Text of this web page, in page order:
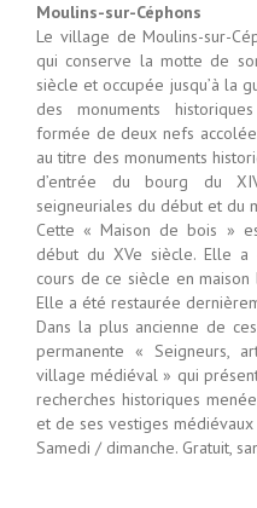
Moulins-sur-Céphons
Le village de Moulins-sur-
qui conserve la motte de
siècle et occupée jusqu’à la
des monuments
formée de deux nefs
au titre des monuments
d’entrée du bourg du
seigneuriales du début et du
Cette « Maison de bois »
début du XVe siècle. Elle
cours de ce siècle en
Elle a été restaurée
Dans la plus ancienne de
permanente « Seigneurs,
village médiéval » qui
recherches historiques
et de ses vestiges
Samedi / dimanche. Gratuit,